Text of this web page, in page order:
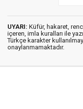
UYARI: Küfür, hakaret,
içeren, imla kuralları ile
Türkçe karakter
onaylanmamaktadır.